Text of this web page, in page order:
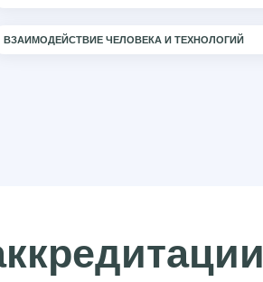
ВЗАИМОДЕЙСТВИЕ ЧЕЛОВЕКА И ТЕХНОЛОГИЙ